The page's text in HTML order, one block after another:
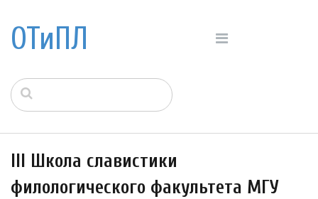
ОТиПЛ
III Школа славистики
филологического факультета МГУ